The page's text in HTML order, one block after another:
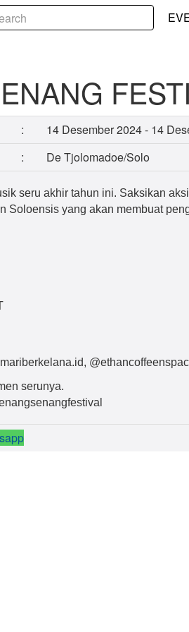
:
14 Desember 2024 - 14
: De Tjolomadoe/Solo
seru akhir tahun ini. Saksikan
Soloensis yang akan membuat
serunya.